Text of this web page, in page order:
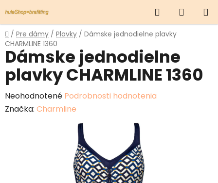
na
obsah
Hľadať
KOŠÍK
Domov
/ Pre dámy / Plavky / Dámske jednodielne plavky
CHARMLINE 1360
Dámske jednodielne
plavky CHARMLINE 1360
Priemerné
hodnotenie
Neohodnotené Podrobnosti hodnotenia
Značka: Charmline